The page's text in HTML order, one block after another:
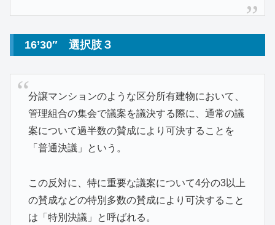
16’30″ 選択肢３
分譲マンションのような区分所有建物において、
管理組合の集会で議案を議決する際に、通常の議
案について過半数の賛成により可決することを
「普通決議」という。
この反対に、特に重要な議案について4分の3以上
の賛成などの特別多数の賛成により可決すること
は「特別決議」と呼ばれる。